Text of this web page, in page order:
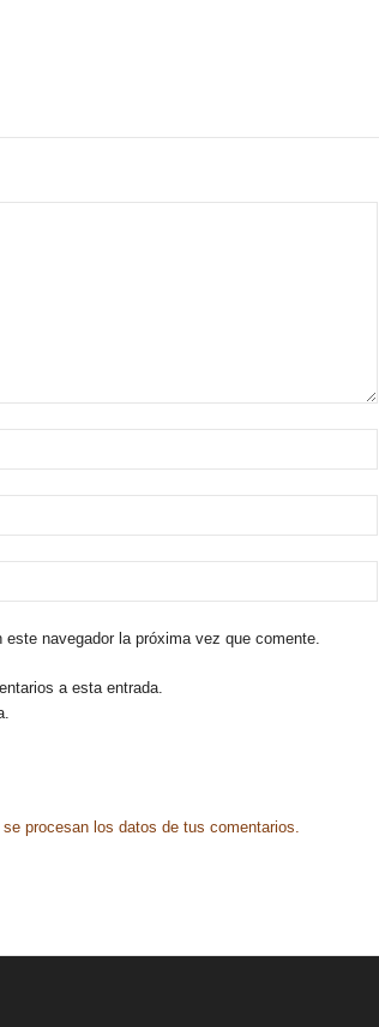
navegador la próxima vez que comente.
a esta entrada.
procesan los datos de tus comentarios.